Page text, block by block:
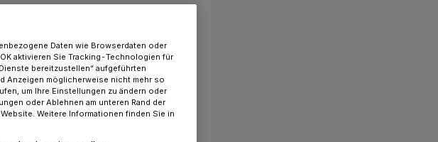
Daten wie Browserdaten oder
aktivieren Sie Tracking-Technologien für
bereitzustellen“ aufgeführten
Anzeigen möglicherweise nicht mehr so
um Ihre Einstellungen zu ändern oder
oder Ablehnen am unteren Rand der
Weitere Informationen finden Sie in